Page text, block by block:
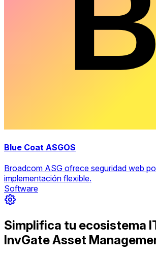
Blue Coat ASGOS
Broadcom ASG ofrece seguridad web
implementación flexible.
Software
Simplifica tu ecosistema
InvGate Asset